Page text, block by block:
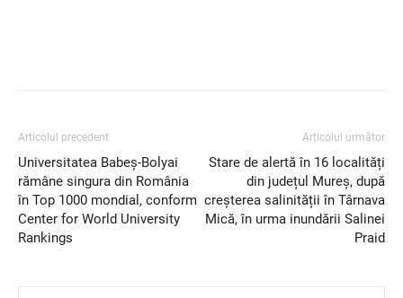
Articolul precedent
Universitatea Babeș-Bolyai
rămâne singura din România
în Top 1000 mondial, conform
Center for World University
Rankings
Articolul următor
Stare de alertă în 16 localități
din județul Mureș, după
creșterea salinității în Târnava
Mică, în urma inundării Salinei
Praid